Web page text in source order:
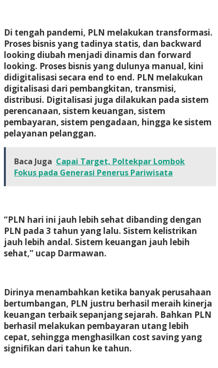
Di tengah pandemi, PLN melakukan transformasi.
Proses bisnis yang tadinya statis, dan backward
looking diubah menjadi dinamis dan forward
looking. Proses bisnis yang dulunya manual, kini
didigitalisasi secara end to end. PLN melakukan
digitalisasi dari pembangkitan, transmisi,
distribusi. Digitalisasi juga dilakukan pada sistem
perencanaan, sistem keuangan, sistem
pembayaran, sistem pengadaan, hingga ke sistem
pelayanan pelanggan.
Baca Juga Capai Target, Poltekpar Lombok
Fokus pada Generasi Penerus Pariwisata
“PLN hari ini jauh lebih sehat dibanding dengan
PLN pada 3 tahun yang lalu. Sistem kelistrikan
jauh lebih andal. Sistem keuangan jauh lebih
sehat,” ucap Darmawan.
Dirinya menambahkan ketika banyak perusahaan
bertumbangan, PLN justru berhasil meraih kinerja
keuangan terbaik sepanjang sejarah. Bahkan PLN
berhasil melakukan pembayaran utang lebih
cepat, sehingga menghasilkan cost saving yang
signifikan dari tahun ke tahun.